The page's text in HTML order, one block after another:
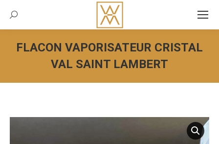
Recherche:
FLACON VAPORISATEUR CRISTAL
VAL SAINT LAMBERT
Vous êtes ici :